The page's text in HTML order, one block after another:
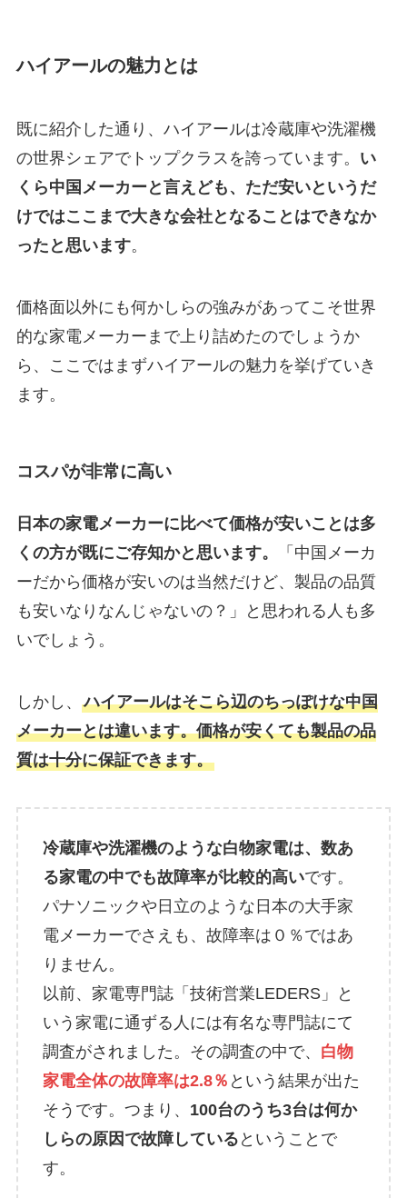
ハイアールの魅力とは
既に紹介した通り、ハイアールは冷蔵庫や洗濯機
の世界シェアでトップクラスを誇っています。 い
くら中国メーカーと言えども、ただ安いというだ
けではここまで大きな会社となることはできなか
ったと思います。
価格面以外にも何かしらの強みがあってこそ世界
的な家電メーカーまで上り詰めたのでしょうか
ら、ここではまずハイアールの魅力を挙げていき
ます。
コスパが非常に高い
日本の家電メーカーに比べて価格が安いことは多
くの方が既にご存知かと思います。
「中国メーカ
ーだから価格が安いのは当然だけど、製品の品質
も安いなりなんじゃないの？」と思われる人も多
いでしょう。
しかし、 ハイアールはそこら辺のちっぽけな中国
メーカーとは違います。価格が安くても製品の品
質は十分に保証できます。
冷蔵庫や洗濯機のような白物家電は、数あ
る家電の中でも故障率が比較的高いです。
パナソニックや日立のような日本の大手家
電メーカーでさえも、故障率は０％ではあ
りません。
以前、家電専門誌「技術営業LEDERS」と
いう家電に通ずる人には有名な専門誌にて
調査がされました。その調査の中で、 白物
家電全体の故障率は2.8％ という結果が出た
そうです。つまり、 100台のうち3台は何か
しらの原因で故障している ということで
す。